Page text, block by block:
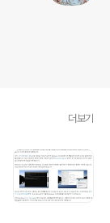
더보기